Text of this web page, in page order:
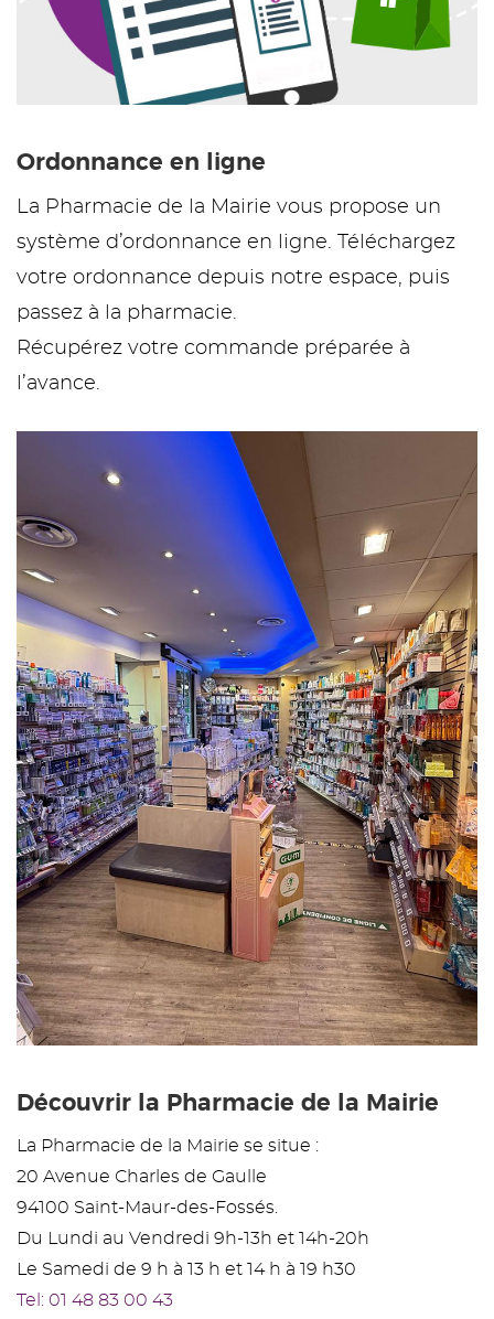
Ordonnance en ligne
La Pharmacie de la Mairie vous propose un
système d’ordonnance en ligne. Téléchargez
votre ordonnance depuis notre espace, puis
passez à la pharmacie.
Récupérez votre commande préparée à
l’avance.
Découvrir la Pharmacie de la Mairie
La Pharmacie de la Mairie se situe :
20 Avenue Charles de Gaulle
94100 Saint-Maur-des-Fossés.
Du Lundi au Vendredi 9h-13h et 14h-20h
Le Samedi de 9 h à 13 h et 14 h à 19 h30
Tel: 01 48 83 00 43